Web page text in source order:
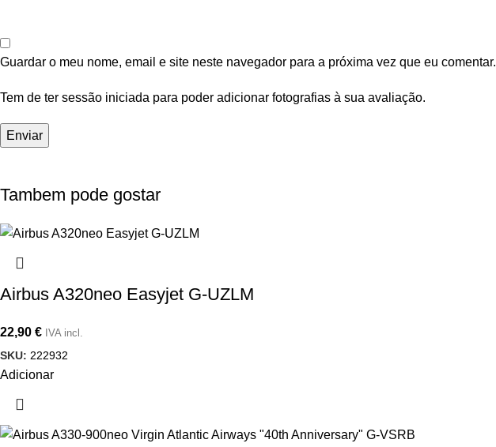
Guardar o meu nome, email e site neste navegador para a próxima vez que eu comentar.
Tem de ter sessão iniciada para poder adicionar fotografias à sua avaliação.
Tambem pode gostar
Airbus A320neo Easyjet G-UZLM
22,90 € IVA incl.
SKU: 222932
Adicionar